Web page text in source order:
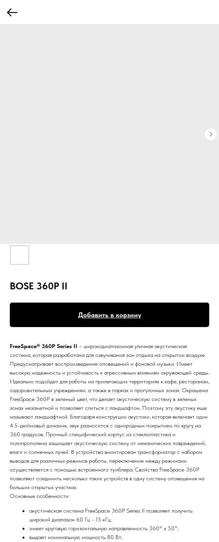
BOSE 360P II
Добавить в корзину
FreeSpace® 360P Series II – широкодиапазонная уличная акустическая
система, которая разработана для озвучивания зон отдыха на открытом воздухе.
Предусматривает воспроизведение оповещений и фоновой музыки. Имеет
высокую надежность и устойчивость к агрессивным влияниям окружающей среды.
Идеально подойдет для работы на прилегающих территориях к кафе, ресторанам,
оздоровительным учреждениям, а также в парках и прогулочных зонах. Окрашена
FreeSpace 360P в зеленый цвет, что делает акустическую систему в зеленых
зонах незаметной и позволяет слиться с ландшафтом. Поэтому эту акустику еще
называют ландшафтной. Благодаря конструкции акустики, которая включает один
4.5-дюймовый динамик, звук разносится с однородным покрытием по кругу на
360 градусов. Прочный специфический корпус из стеклопластика и
полипропилена защищает акустическую систему от механических повреждений,
влаги и солнечных лучей. В устройство вмонтирован трансформатор с набором
выводов для различных режимов работы, переключение между режимами
осуществляется с помощью встроенного тумблера. Свойства FreeSpace 360P
позволяют соединить несколько таких устройств в одну систему оповещения на
больших открытых участках.
Основные особенности:
акустическая система FreeSpace 360P Series II позволяет получить
широкий диапазон 60 Гц - 15 кГц;
имеет круговую горизонтальную направленность 360° x 50°;
выдает номинальную мощность 80 Вт;